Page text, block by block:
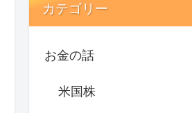
カテゴリー
お金の話
米国株